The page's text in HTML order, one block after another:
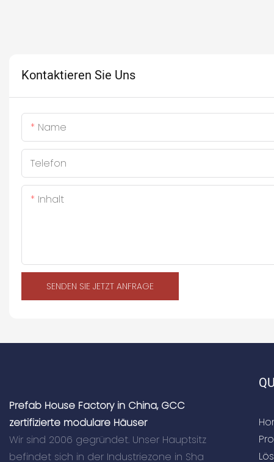
Kontaktieren Sie Uns
Name
Telefon
Inhalt
SENDEN SIE JETZT ANFRAGE
Prefab House Factory in China, GCC
zertifizierte modulare Häuser
Wir sind 2006 gegründet. Unser Hauptsitz
befindet sich in der Industriezone in Sha